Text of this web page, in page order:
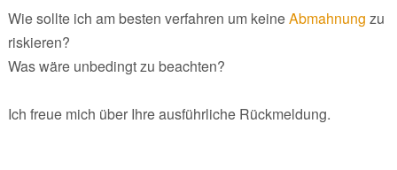
Wie sollte ich am besten verfahren um keineAbmahnung zu
riskieren?
Was wäre unbedingt zu beachten?
Ich freue mich über Ihre ausführliche Rückmeldung.